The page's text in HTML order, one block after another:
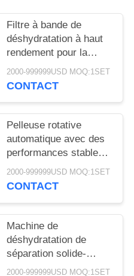
Filtre à bande de
déshydratation à haut
rendement pour la
déshydratation stable
des boues dans les
l'amidon de manioc
2000-999999USD MOQ:1SET
CONTACT
Pelleuse rotative
automatique avec des
performances stables
pour la production
d'amidon de manioc et
2000-999999USD MOQ:1SET
CONTACT
Machine de
déshydratation de
séparation solide-
liquide à ceinture
2000-999999USD MOQ:1SET